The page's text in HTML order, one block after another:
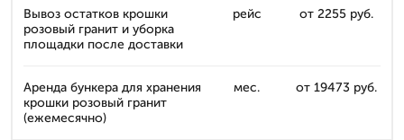
Вывоз остатков крошки
розовый гранит и уборка
площадки после доставки
рейс от 2255 руб.
Аренда бункера для хранения
крошки розовый гранит
(ежемесячно)
мес. от 19473 руб.